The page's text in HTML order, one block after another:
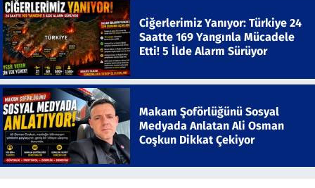
Ciğerlerimiz Yanıyor: Türkiye 24
Saatte 169 Yangınla Mücadele
Etti! 5 İlde Alarm Sürüyor
Makam Şoförlüğünü Sosyal
Medyada Anlatan Ali Osman
Coşkun Dikkat Çekiyor